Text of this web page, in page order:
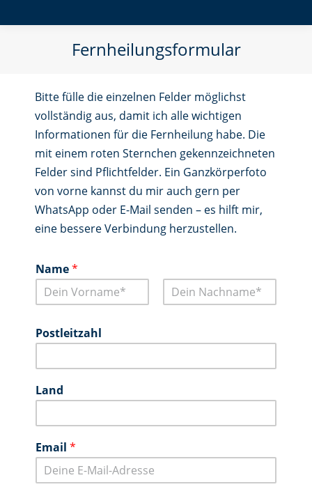
Fernheilungsformular
Bitte fülle die einzelnen Felder möglichst
vollständig aus, damit ich alle wichtigen
Informationen für die Fernheilung habe. Die
mit einem roten Sternchen gekennzeichneten
Felder sind Pflichtfelder. Ein Ganzkörperfoto
von vorne kannst du mir auch gern per
WhatsApp oder E-Mail senden – es hilft mir,
eine bessere Verbindung herzustellen.
Name*
o
r
m
e
a
Postleitzahl
Land
Email *